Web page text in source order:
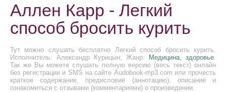
Аллен Карр - Легкий
способ бросить курить
Тут можно слушать бесплатно Легкий способ бросить курить.
Исполнитель: Александр Курицын, Жанр:
Медицина, здоровье.
Так же Вы можете слушать полную версию (весь текст) онлайн
без регистрации и SMS на сайте Audobook-mp3.com или прочесть
краткое содержание, предисловие (аннотацию), описание и
ознакомиться с отзывами (комментариями) о произведении.